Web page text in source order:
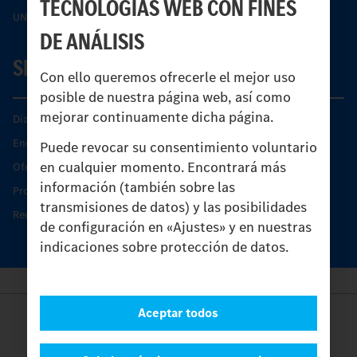
TECNOLOGÍAS WEB CON FINES
DE ANÁLISIS
Con ello queremos ofrecerle el mejor uso
posible de nuestra página web, así como
mejorar continuamente dicha página.
Puede revocar su consentimiento voluntario
en cualquier momento. Encontrará más
información (también sobre las
transmisiones de datos) y las posibilidades
de configuración en «Ajustes» y en nuestras
indicaciones sobre protección de datos.
Aceptar todos
UNI-TOUCH®
SERVICIO
Días de Servicio del Unimog
Encontrar un socio
Oferta de servicio del Unimog
Productos de piezas y servicio
Recambios originales
Provider